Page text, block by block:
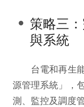
策略三
與系統
台電和再生能
源管理系統」，
測、監控及調度管